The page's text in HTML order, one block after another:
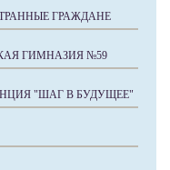
ГРАЖДАНЕ
ГИМНАЗИЯ №59
"ШАГ В БУДУЩЕЕ"